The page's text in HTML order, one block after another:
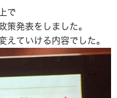
で
策発表をしました。
えていける内容でした。